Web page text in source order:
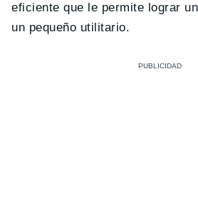
eficiente que le permite lograr
un pequeño utilitario.